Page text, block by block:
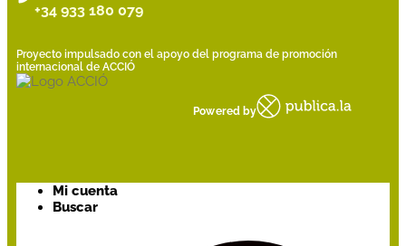
+34 933 180 079
Proyecto impulsado con el apoyo del programa de promoción
internacional de ACCIÓ
Powered by
Mi cuenta
Buscar